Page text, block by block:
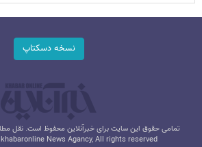
نسخه دسکتاپ
تمامی حقوق این سایت برای خبرآنلاین محفوظ است. نقل
News Agancy, All rights reserved